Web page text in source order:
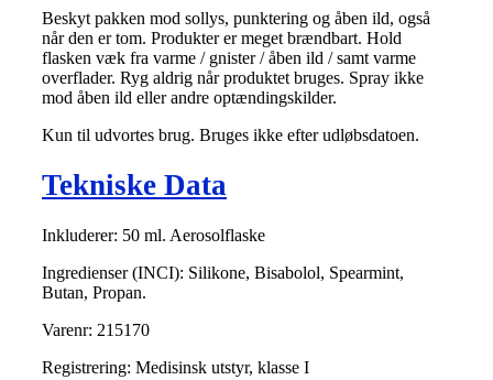
Beskyt pakken mod sollys, punktering og åben ild, også
når den er tom. Produkter er meget brændbart. Hold
flasken væk fra varme / gnister / åben ild / samt varme
overflader. Ryg aldrig når produktet bruges. Spray ikke
mod åben ild eller andre optændingskilder.
Kun til udvortes brug. Bruges ikke efter udløbsdatoen.
Tekniske Data
Inkluderer: 50 ml. Aerosolflaske
Ingredienser (INCI): Silikone, Bisabolol, Spearmint,
Butan, Propan.
Varenr: 215170
Registrering: Medisinsk utstyr, klasse I